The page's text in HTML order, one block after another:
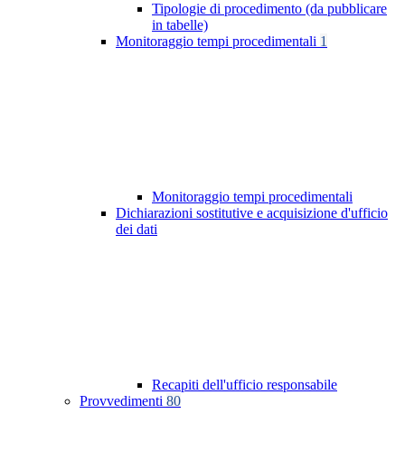
Tipologie di procedimento (da pubblicare
in tabelle)
Monitoraggio tempi procedimentali 1
Monitoraggio tempi procedimentali
Dichiarazioni sostitutive e acquisizione d'ufficio
dei dati
Recapiti dell'ufficio responsabile
Provvedimenti 80